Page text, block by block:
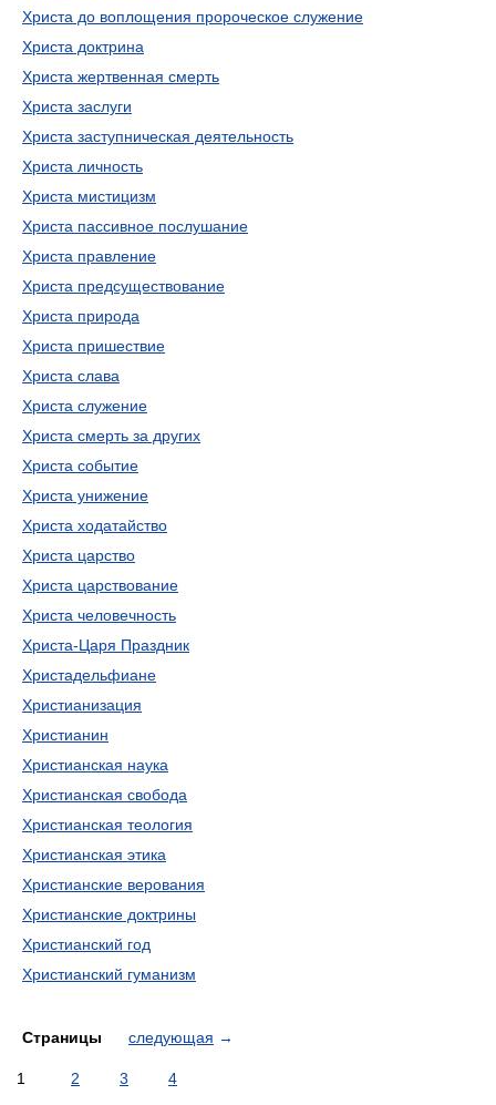
Христа до воплощения пророческое служение
Христа доктрина
Христа жертвенная смерть
Христа заслуги
Христа заступническая деятельность
Христа личность
Христа мистицизм
Христа пассивное послушание
Христа правление
Христа предсуществование
Христа природа
Христа пришествие
Христа слава
Христа служение
Христа смерть за других
Христа событие
Христа унижение
Христа ходатайство
Христа царство
Христа царствование
Христа человечность
Христа-Царя Праздник
Христадельфиане
Христианизация
Христианин
Христианская наука
Христианская свобода
Христианская теология
Христианская этика
Христианские верования
Христианские доктрины
Христианский год
Христианский гуманизм
Страницы следующая →
1 2 3 4